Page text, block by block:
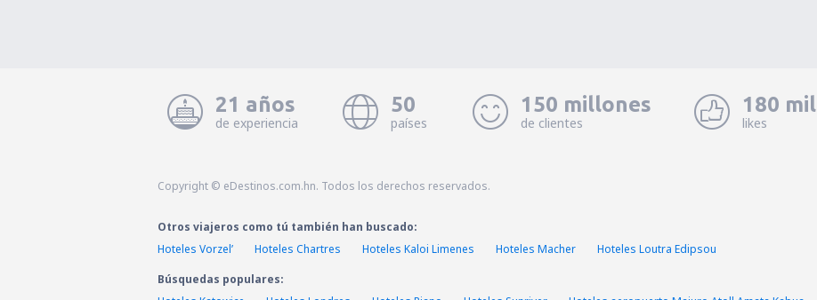
21 años
de experiencia
50
países
150 millones
de clientes
180 mil
likes
Copyright © eDestinos.com.hn. Todos los derechos reservados.
Otros viajeros como tú también han buscado:
Hoteles Vorzelʼ
Hoteles Chartres Hoteles Kaloi Limenes Hoteles Macher
Hoteles Loutra Edipsou
Búsquedas populares: